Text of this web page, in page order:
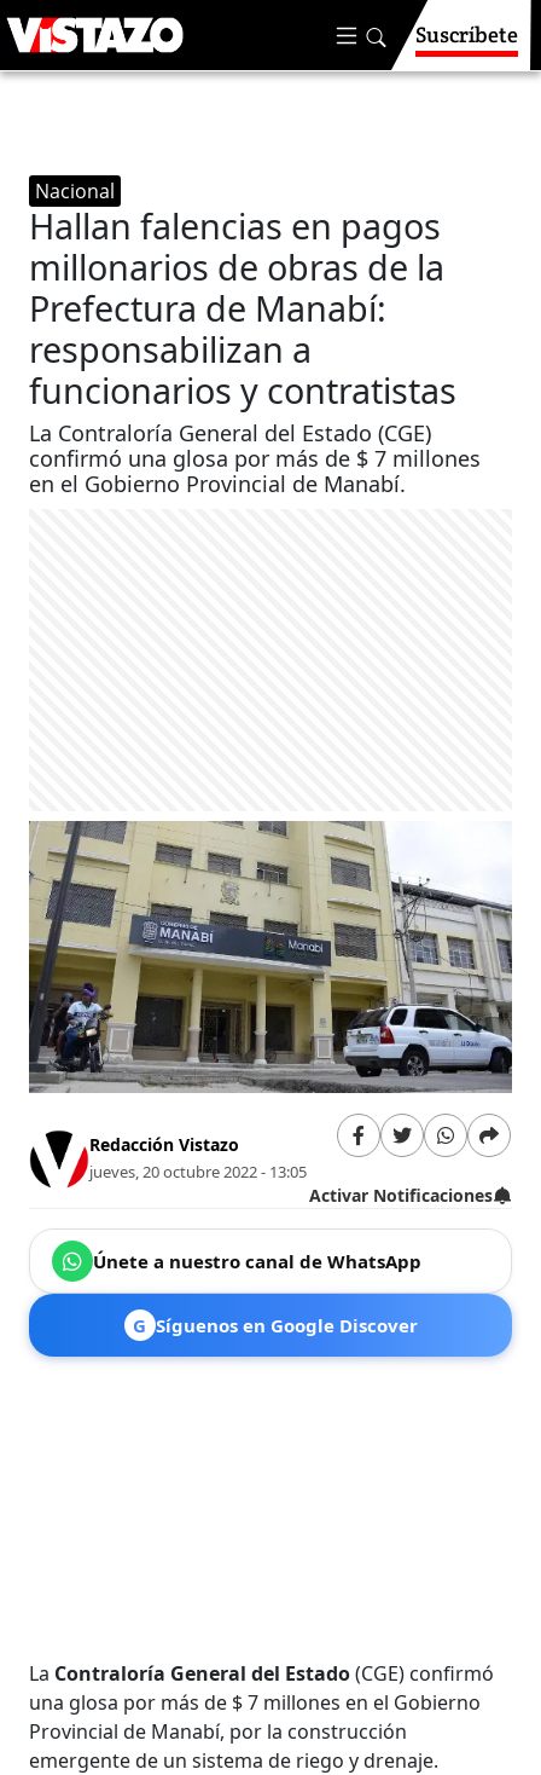
Suscríbete
Nacional
Hallan falencias en pagos
millonarios de obras de la
Prefectura de Manabí:
responsabilizan a
funcionarios y contratistas
La Contraloría General del Estado (CGE)
confirmó una glosa por más de $ 7 millones
en el Gobierno Provincial de Manabí.
Redacción Vistazo
jueves, 20 octubre 2022 - 13:05
Activar Notificaciones
Únete a nuestro canal de WhatsApp
G Síguenos en Google Discover
La Contraloría General del Estado(CGE) confirmó
una glosa por más de $ 7 millones en el Gobierno
Provincial de Manabí, por la construcción
emergente de un sistema de riego y drenaje.